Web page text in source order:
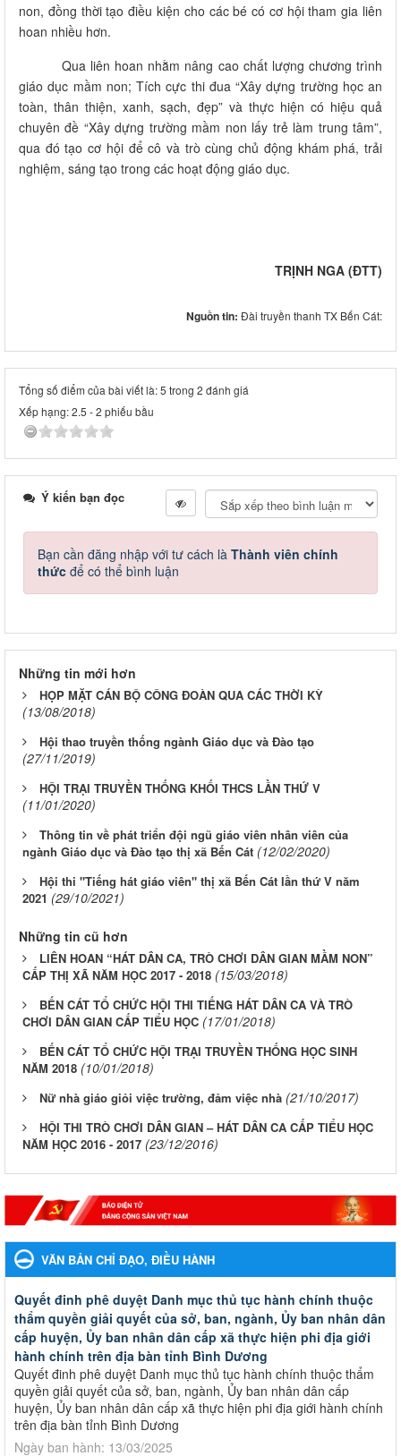
non, đồng thời tạo điều kiện cho các bé có cơ hội tham gia liên
hoan nhiều hơn.
Qua liên hoan nhằm nâng cao chất lượng chương trình
giáo dục mầm non; Tích cực thi đua “Xây dựng trường học an
toàn, thân thiện, xanh, sạch, đẹp” và thực hiện có hiệu quả
chuyên đề “Xây dựng trường mầm non lấy trẻ làm trung tâm”,
qua đó tạo cơ hội để cô và trò cùng chủ động khám phá, trải
nghiệm, sáng tạo trong các hoạt động giáo dục.
TRỊNH NGA (ĐTT)
Nguồn tin: Đài truyền thanh TX Bến Cát:
Tổng số điểm của bài viết là: 5 trong 2 đánh giá
Xếp hạng:2.5 -2 phiếu bầu
Ý kiến bạn đọc
Bạn cần đăng nhập với tư cách là Thành viên chính
thức để có thể bình luận
Những tin mới hơn
HỌP MẶT CÁN BỘ CÔNG ĐOÀN QUA CÁC THỜI KỲ
(13/08/2018)
Hội thao truyền thống ngành Giáo dục và Đào tạo
(27/11/2019)
HỘI TRẠI TRUYỀN THỐNG KHỐI THCS LẦN THỨ V
(11/01/2020)
Thông tin về phát triển đội ngũ giáo viên nhân viên của
ngành Giáo dục và Đào tạo thị xã Bến Cát (12/02/2020)
Hội thi "Tiếng hát giáo viên" thị xã Bến Cát lần thứ V năm
2021 (29/10/2021)
Những tin cũ hơn
LIÊN HOAN “HÁT DÂN CA, TRÒ CHƠI DÂN GIAN MẦM NON”
CẤP THỊ XÃ NĂM HỌC 2017 - 2018 (15/03/2018)
BẾN CÁT TỔ CHỨC HỘI THI TIẾNG HÁT DÂN CA VÀ TRÒ
CHƠI DÂN GIAN CẤP TIỂU HỌC (17/01/2018)
BẾN CÁT TỔ CHỨC HỘI TRẠI TRUYỀN THỐNG HỌC SINH
NĂM 2018 (10/01/2018)
Nữ nhà giáo giỏi việc trường, đảm việc nhà (21/10/2017)
HỘI THI TRÒ CHƠI DÂN GIAN – HÁT DÂN CA CẤP TIỂU HỌC
NĂM HỌC 2016 - 2017 (23/12/2016)
VĂN BẢN CHỈ ĐẠO, ĐIỀU HÀNH
Quyết đinh phê duyệt Danh mục thủ tục hành chính thuộc
thẩm quyền giải quyết của sở, ban, ngành, Ủy ban nhân dân
cấp huyện, Ủy ban nhân dân cấp xã thực hiện phi địa giới
hành chính trên địa bàn tỉnh Bình Dương
Quyết đinh phê duyệt Danh mục thủ tục hành chính thuộc thẩm
quyền giải quyết của sở, ban, ngành, Ủy ban nhân dân cấp
huyện, Ủy ban nhân dân cấp xã thực hiện phi địa giới hành chính
trên địa bàn tỉnh Bình Dương
Ngày ban hành: 13/03/2025